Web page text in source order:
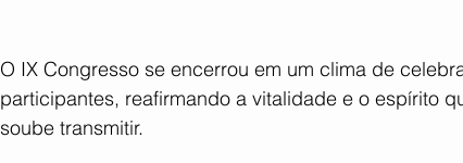
O IX Congresso se encerrou em um clima de
participantes, reafirmando a vitalidade e o espírito
soube transmitir.